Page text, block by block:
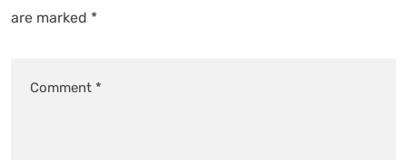
are marked *